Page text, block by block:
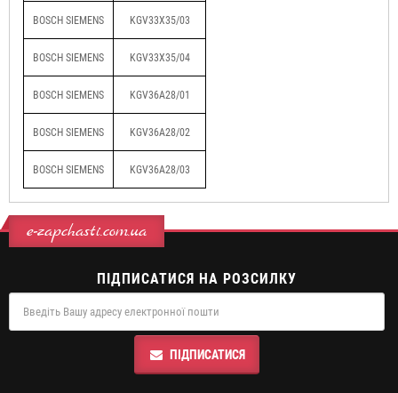
BOSCH SIEMENS KGV33X35/03
BOSCH SIEMENS KGV33X35/04
BOSCH SIEMENS KGV36A28/01
BOSCH SIEMENS KGV36A28/02
BOSCH SIEMENS KGV36A28/03
e-zapchasti.com.ua
ПІДПИСАТИСЯ НА РОЗСИЛКУ
ПІДПИСАТИСЯ